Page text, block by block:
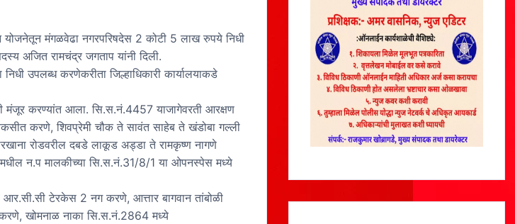
योजनेतून मंगळवेढा नगरपरिषदेस 2 कोटी 5 लाख रुपये निधी
अजित रामचंद्र जगताप यांनी दिली.
उपलब्ध करणेकरीता जिल्हाधिकारी कार्यालयाकडे
मंजूर करण्यांत आला. सि.स.नं.4457 याजागेवरती आरक्षण
करणे, शिवप्रेमी चौक ते सावंत साहेब ते खंडोबा गल्ली
रोडवरील दबडे लाकूड अड्डा ते रामकृष्ण नागणे
न.प मालकीच्या सि.स.नं.31/8/1 या ओपनस्पेस मध्ये
आर.सी.सी टेरकेस 2 नग करणे, आत्तार बागवान तांबोळी
करणे, खोमनाळ नाका सि.स.नं.2864 मध्ये